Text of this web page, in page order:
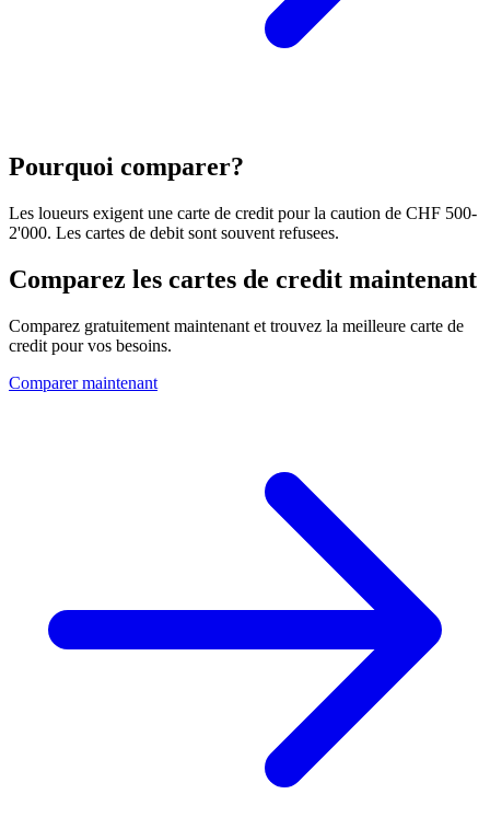
Pourquoi comparer?
Les loueurs exigent une carte de credit pour la caution de CHF 500-
2'000. Les cartes de debit sont souvent refusees.
Comparez les cartes de credit maintenant
Comparez gratuitement maintenant et trouvez la meilleure carte de
credit pour vos besoins.
Comparer maintenant